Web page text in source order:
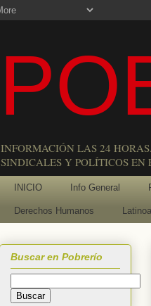
INFORMACIÓN LAS 24
SINDICALES Y POLÍTICOS
INICIO Info General
Derechos Humanos
Buscar en Pobrerío